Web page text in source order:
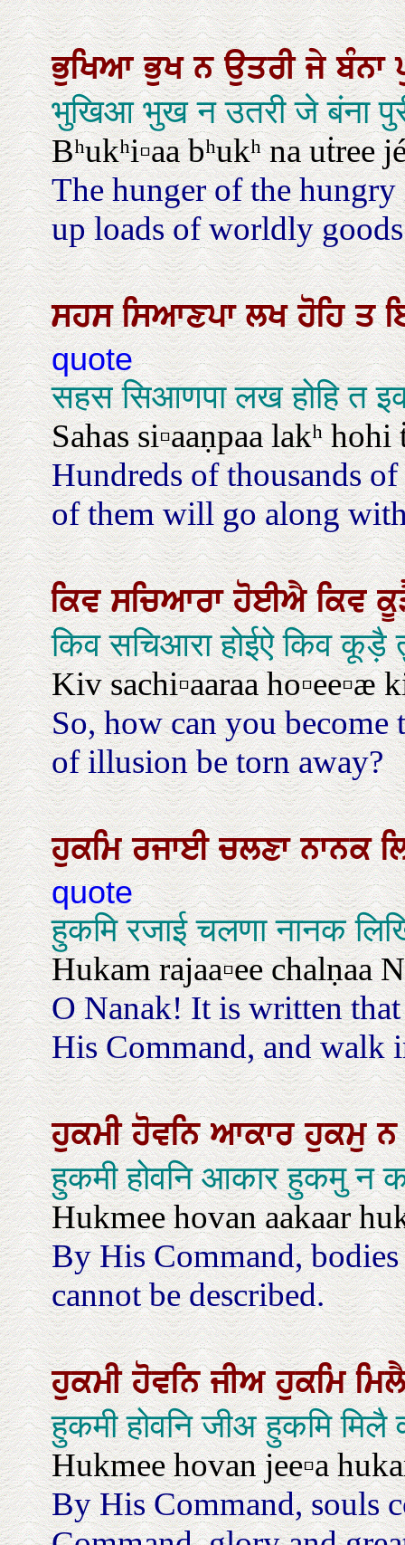
ਭੁਖਿਆਭੁਖਨਉਤਰੀਜੇਬੰਨਾ
भुखिआ भुख न उतरी जे बंना
Bʰukʰi▫aa bʰukʰ na uṫree
The hunger of the
up loads of worldly
ਸਹਸਸਿਆਣਪਾਲਖਹੋਹਿਤ
quote
सहस सिआणपा लख होहि त
Sahas si▫aaṇpaa lakʰ
Hundreds of thousands
of them will go along
ਕਿਵਸਚਿਆਰਾਹੋਈਐਕਿਵ
किव सचिआरा होईऐ किव कूड़ै
Kiv sachi▫aaraa
So, how can you
of illusion be torn away?
ਹੁਕਮਿਰਜਾਈਚਲਣਾਨਾਨਕ
quote
हुकमि रजाई चलणा नानक
Hukam rajaa▫ee chalṇaa
O Nanak! It is written
His Command, and walk
ਹੁਕਮੀਹੋਵਨਿਆਕਾਰਹੁਕਮੁ
हुकमी होवनि आकार हुकमु न
Hukmee hovan aakaar
By His Command,
cannot be described.
ਹੁਕਮੀਹੋਵਨਿਜੀਅਹੁਕਮਿ
हुकमी होवनि जीअ हुकमि
Hukmee hovan jee▫a
By His Command, souls